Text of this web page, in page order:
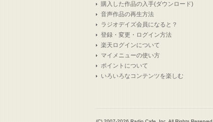
購入した作品の入手(ダウンロード)
音声作品の再生方法
ラジオデイズ会員になると？
登録・変更・ログイン方法
楽天ログインについて
マイメニューの使い方
ポイントについて
いろいろなコンテンツを楽しむ